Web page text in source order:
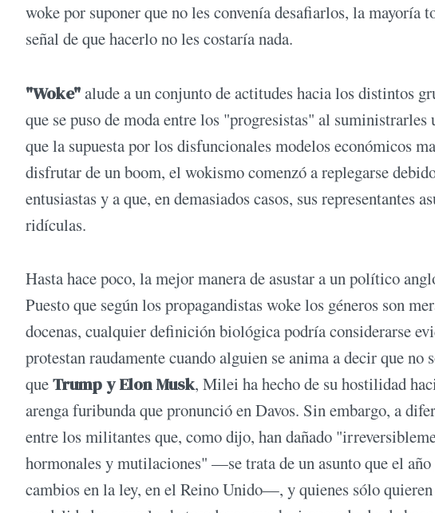
woke por suponer que no les convenía desafiarlos, la mayoría
señal de que hacerlo no les costaría nada.
"Woke"alude a un conjunto de actitudes hacia los distintos
que se puso de moda entre los "progresistas" al
que la supuesta por los disfuncionales modelos económicos
disfrutar de un boom, el wokismo comenzó a replegarse
entusiastas y a que, en demasiados casos, sus representantes
ridículas.
Hasta hace poco, la mejor manera de asustar a un político
Puesto que según los propagandistas woke los géneros son
docenas, cualquier definición biológica podría considerarse
protestan raudamente cuando alguien se anima a decir que
queTrump y Elon Musk, Milei ha hecho de su hostilidad
arenga furibunda que pronunció en Davos. Sin embargo, a
entre los militantes que, como dijo, han dañado
hormonales y mutilaciones" —se trata de un asunto que el
cambios en la ley, en el Reino Unido—, y quienes sólo